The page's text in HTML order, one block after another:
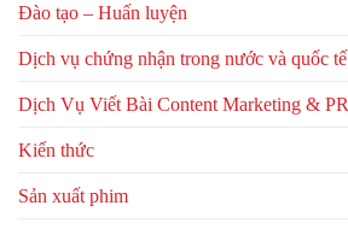
Đào tạo – Huấn luyện
Dịch vụ chứng nhận trong nước và quốc tế
Dịch Vụ Viết Bài Content Marketing & PR
Kiến thức
Sản xuất phim